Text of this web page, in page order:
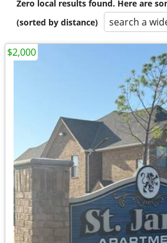
Zero local results found. Here are
(sorted by distance)
search a
$2,000